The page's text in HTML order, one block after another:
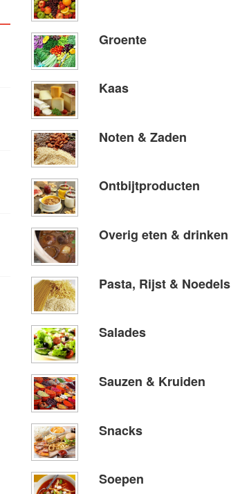
Groente
Kaas
Noten & Zaden
Ontbijtproducten
Overig eten & drinken
Pasta, Rijst & Noedels
Salades
Sauzen & Kruiden
Snacks
Soepen